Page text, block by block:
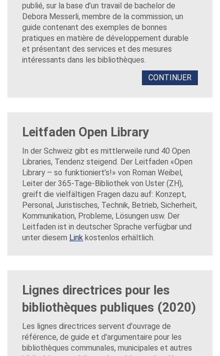
publié, sur la base d’un travail de bachelor de
Debora Messerli, membre de la commission, un
guide contenant des exemples de bonnes
pratiques en matière de développement durable
et présentant des services et des mesures
intéressants dans les bibliothèques.
CONTINUER
Leitfaden Open Library
In der Schweiz gibt es mittlerweile rund 40 Open
Libraries, Tendenz steigend. Der Leitfaden «Open
Library – so funktioniert’s!» von Roman Weibel,
Leiter der 365-Tage-Bibliothek von Uster (ZH),
greift die vielfältigen Fragen dazu auf: Konzept,
Personal, Juristisches, Technik, Betrieb, Sicherheit,
Kommunikation, Probleme, Lösungen usw. Der
Leitfaden ist in deutscher Sprache verfügbar und
unter diesem Link kostenlos erhältlich.
Lignes directrices pour les
bibliothèques publiques (2020)
Les lignes directrices servent d'ouvrage de
référence, de guide et d'argumentaire pour les
bibliothèques communales, municipales et autres